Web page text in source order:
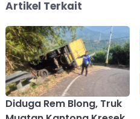
Artikel Terkait
Diduga Rem Blong, Truk